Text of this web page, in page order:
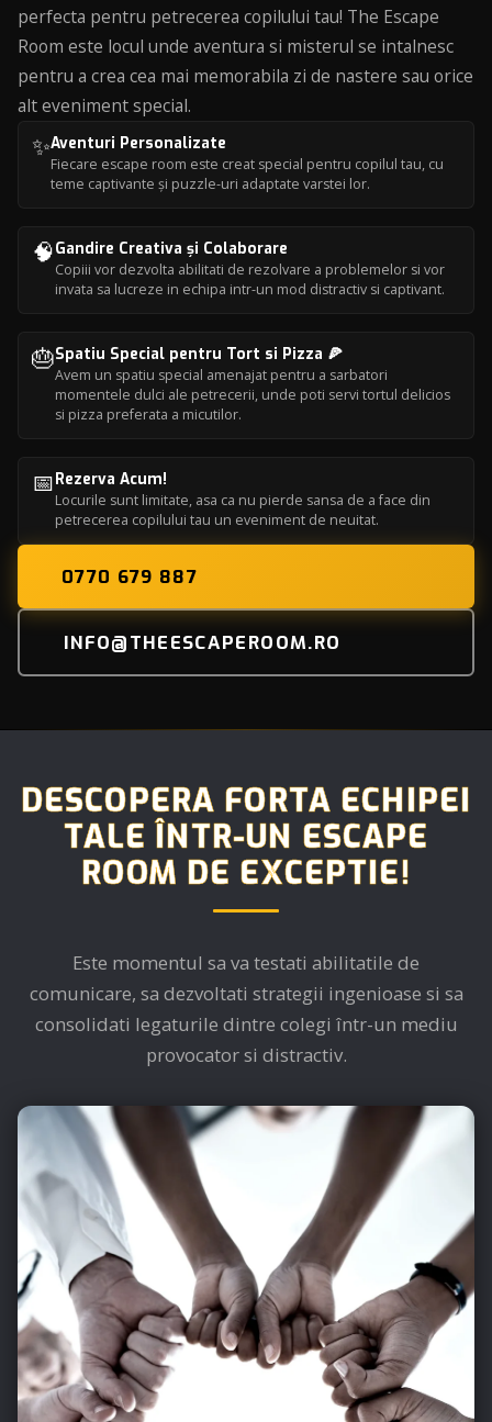
perfecta pentru petrecerea copilului tau! The Escape
Room este locul unde aventura si misterul se intalnesc
pentru a crea cea mai memorabila zi de nastere sau orice
alt eveniment special.
✨Aventuri Personalizate
Fiecare escape room este creat special pentru copilul tau, cu
teme captivante și puzzle-uri adaptate varstei lor.
🧠Gandire Creativa și Colaborare
Copiii vor dezvolta abilitati de rezolvare a problemelor si vor
invata sa lucreze in echipa intr-un mod distractiv si captivant.
🎂Spatiu Special pentru Tort si Pizza 🍕
Avem un spatiu special amenajat pentru a sarbatori
momentele dulci ale petrecerii, unde poti servi tortul delicios
si pizza preferata a micutilor.
📅Rezerva Acum!
Locurile sunt limitate, asa ca nu pierde sansa de a face din
petrecerea copilului tau un eveniment de neuitat.
0770 679 887
INFO@THEESCAPEROOM.RO
DESCOPERA FORTA ECHIPEI
TALE ÎNTR-UN ESCAPE
ROOM DE EXCEPTIE!
Este momentul sa va testati abilitatile de
comunicare, sa dezvoltati strategii ingenioase si sa
consolidati legaturile dintre colegi într-un mediu
provocator si distractiv.